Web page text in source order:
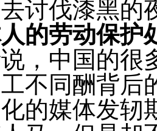
讨伐漆黑的
的劳动保护
，中国的很
不同酬背后
的媒体发轫